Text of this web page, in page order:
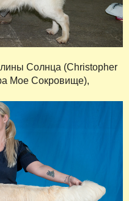
Солнца (Christopher
Мое Сокровище),